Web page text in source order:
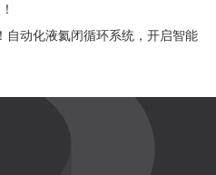
动化液氦闭循环系统，开启智能